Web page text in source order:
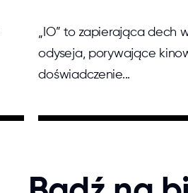
„IO” to zapierająca dech
odyseja, porywające
doświadczenie...